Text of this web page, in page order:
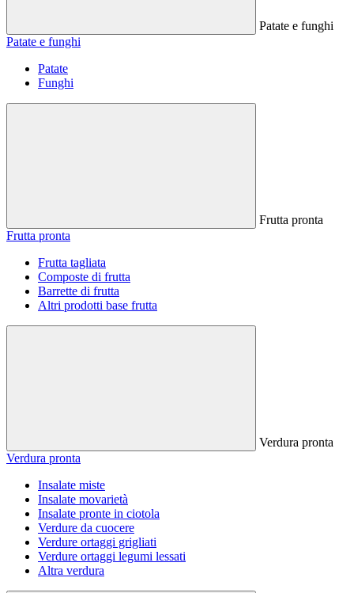
Patate e funghi
Patate e funghi
Patate
Funghi
Frutta pronta
Frutta pronta
Frutta tagliata
Composte di frutta
Barrette di frutta
Altri prodotti base frutta
Verdura pronta
Verdura pronta
Insalate miste
Insalate movarietà
Insalate pronte in ciotola
Verdure da cuocere
Verdure ortaggi grigliati
Verdure ortaggi legumi lessati
Altra verdura